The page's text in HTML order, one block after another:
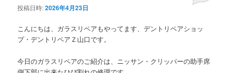
投稿日時:2026年4月23日
こんにちは、ガラスリペアもやってます、デントリペアショッ
プ・デントリペアＺ山口です。
今日のガラスリペアのご紹介は、ニッサン・クリッパーの助手席